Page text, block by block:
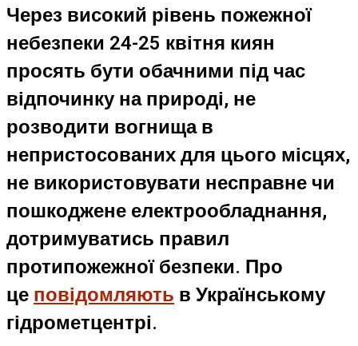
Через високий рівень пожежної
небезпеки 24-25 квітня киян
просять бути обачними під час
відпочинку на природі, не
розводити вогнища в
непристосованих для цього місцях,
не використовувати несправне чи
пошкоджене електрообладнання,
дотримуватись правил
протипожежної безпеки. Про
це повідомляють в Українському
гідрометцентрі.